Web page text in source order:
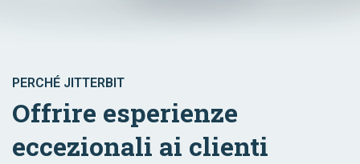
PERCHÉ JITTERBIT
Offrire esperienze
eccezionali ai clienti